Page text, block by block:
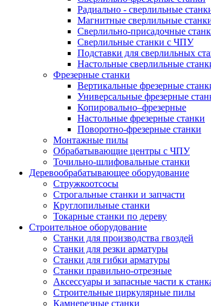
Радиально - сверлильные
Магнитные сверлильные
Сверлильно-присадочные
Сверлильные станки с ЧПУ
Подставки для сверлильных
Настольные сверлильные
Фрезерные станки
Вертикальные фрезерные
Универсальные фрезерные
Копировально–фрезерные
Настольные фрезерные станки
Поворотно-фрезерные станки
Монтажные пилы
Обрабатывающие центры с ЧПУ
Точильно-шлифовальные станки
Деревообрабатывающее оборудование
Стружкоотсосы
Строгальные станки и запчасти
Круглопильные станки
Токарные станки по дереву
Строительное оборудование
Станки для производства гвоздей
Станки для резки арматуры
Станки для гибки арматуры
Станки правильно-отрезные
Аксессуары и запасные части к
Строительные циркулярные пилы
Камнерезные станки